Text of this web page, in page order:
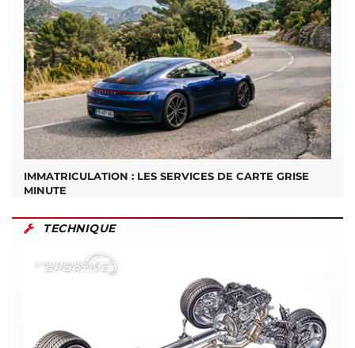
IMMATRICULATION : LES SERVICES DE CARTE GRISE
MINUTE
TECHNIQUE